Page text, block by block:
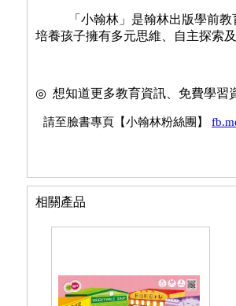
「小翰林」是翰林出版學前教
培養孩子擁有多元思維、自主探索
◎ 想知道更多教育資訊、免費學習
請至臉書專頁【小翰林粉絲團】
相關產品